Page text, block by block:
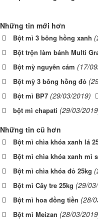
Những tin mới hơn
Bột mì 3 bông hồng xanh
Bột trộn làm bánh Multi
Bột mỳ nguyên cám (17/
Bột mỳ 3 bông hồng đỏ
Bột mì BP7 (29/03/2019)
bột mì chapati (29/03/
Những tin cũ hơn
Bột mì chìa khóa xanh lá
Bột mì chìa khóa xanh mì
Bột mì chìa khóa đỏ 25kg
Bột mì Cây tre 25kg (29/
Bột mì hoa đồng tiền (28/
Bột mì Meizan (28/03/